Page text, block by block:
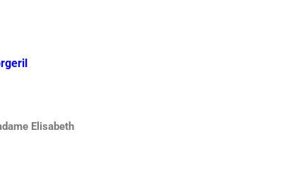
Elisabeth